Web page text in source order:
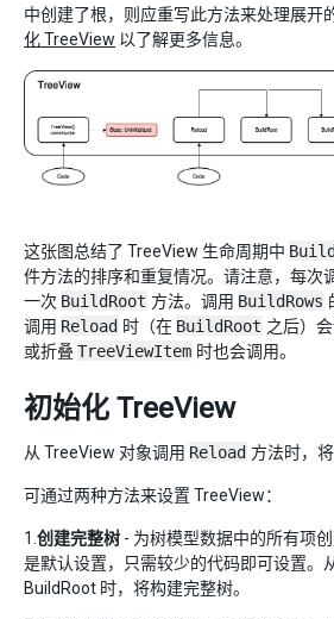
中创建了根，则应重写此方法来处理展开
化 TreeView 以了解更多信息。
这张图总结了 TreeView 生命周期中
件方法的排序和重复情况。请注意，每次
一次 BuildRoot 方法。调用 BuildRows
调用 Reload 时（在 BuildRoot 之后）
或折叠 TreeViewItem 时也会调用。
初始化 TreeView
从 TreeView 对象调用 Reload 方法时，
可通过两种方法来设置 TreeView：
1. 创建完整树 - 为树模型数据中的所有项
是默认设置，只需较少的代码即可设置。
BuildRoot 时，将构建完整树。